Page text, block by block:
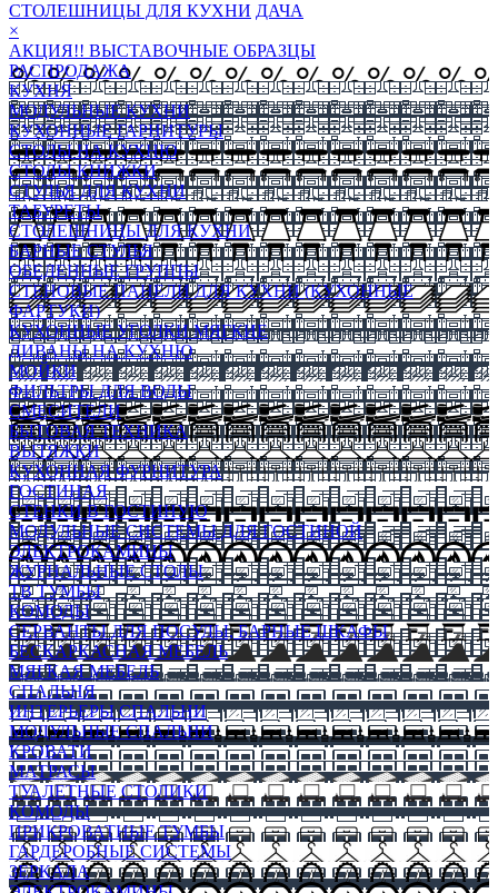
СТОЛЕШНИЦЫ ДЛЯ КУХНИ ДАЧА
×
АКЦИЯ!! ВЫСТАВОЧНЫЕ ОБРАЗЦЫ
РАСПРОДАЖА
КУХНЯ
МОДУЛЬНЫЕ КУХНИ
КУХОННЫЕ ГАРНИТУРЫ
СТОЛЫ НА КУХНЮ
СТОЛЫ КНИЖКИ
СТУЛЬЯ ДЛЯ КУХНИ
ТАБУРЕТЫ
СТОЛЕШНИЦЫ ДЛЯ КУХНИ
БАРНЫЕ СТУЛЬЯ
ОБЕДЕННЫЕ ГРУППЫ
СТЕНОВЫЕ ПАНЕЛИ ДЛЯ КУХНИ (КУХОННЫЕ
ФАРТУКИ)
КУХОННЫЕ УГОЛКИ МЯГКИЕ
ДИВАНЫ НА КУХНЮ
МОЙКИ
ФИЛЬТРЫ ДЛЯ ВОДЫ
СМЕСИТЕЛИ
БЫТОВАЯ ТЕХНИКА
ВЫТЯЖКИ
КУХОННАЯ ФУРНИТУРА
ГОСТИНАЯ
СТЕНКИ В ГОСТИНУЮ
МОДУЛЬНЫЕ СИСТЕМЫ ДЛЯ ГОСТИНОЙ
ЭЛЕКТРОКАМИНЫ
ЖУРНАЛЬНЫЕ СТОЛЫ
ТВ ТУМБЫ
КОМОДЫ
СЕРВАНТЫ ДЛЯ ПОСУДЫ, БАРНЫЕ ШКАФЫ
БЕСКАРКАСНАЯ МЕБЕЛЬ
МЯГКАЯ МЕБЕЛЬ
СПАЛЬНЯ
ИНТЕРЬЕРЫ СПАЛЬНИ
МОДУЛЬНЫЕ СПАЛЬНИ
КРОВАТИ
МАТРАСЫ
ТУАЛЕТНЫЕ СТОЛИКИ
КОМОДЫ
ПРИКРОВАТНЫЕ ТУМБЫ
ГАРДЕРОБНЫЕ СИСТЕМЫ
ЗЕРКАЛА